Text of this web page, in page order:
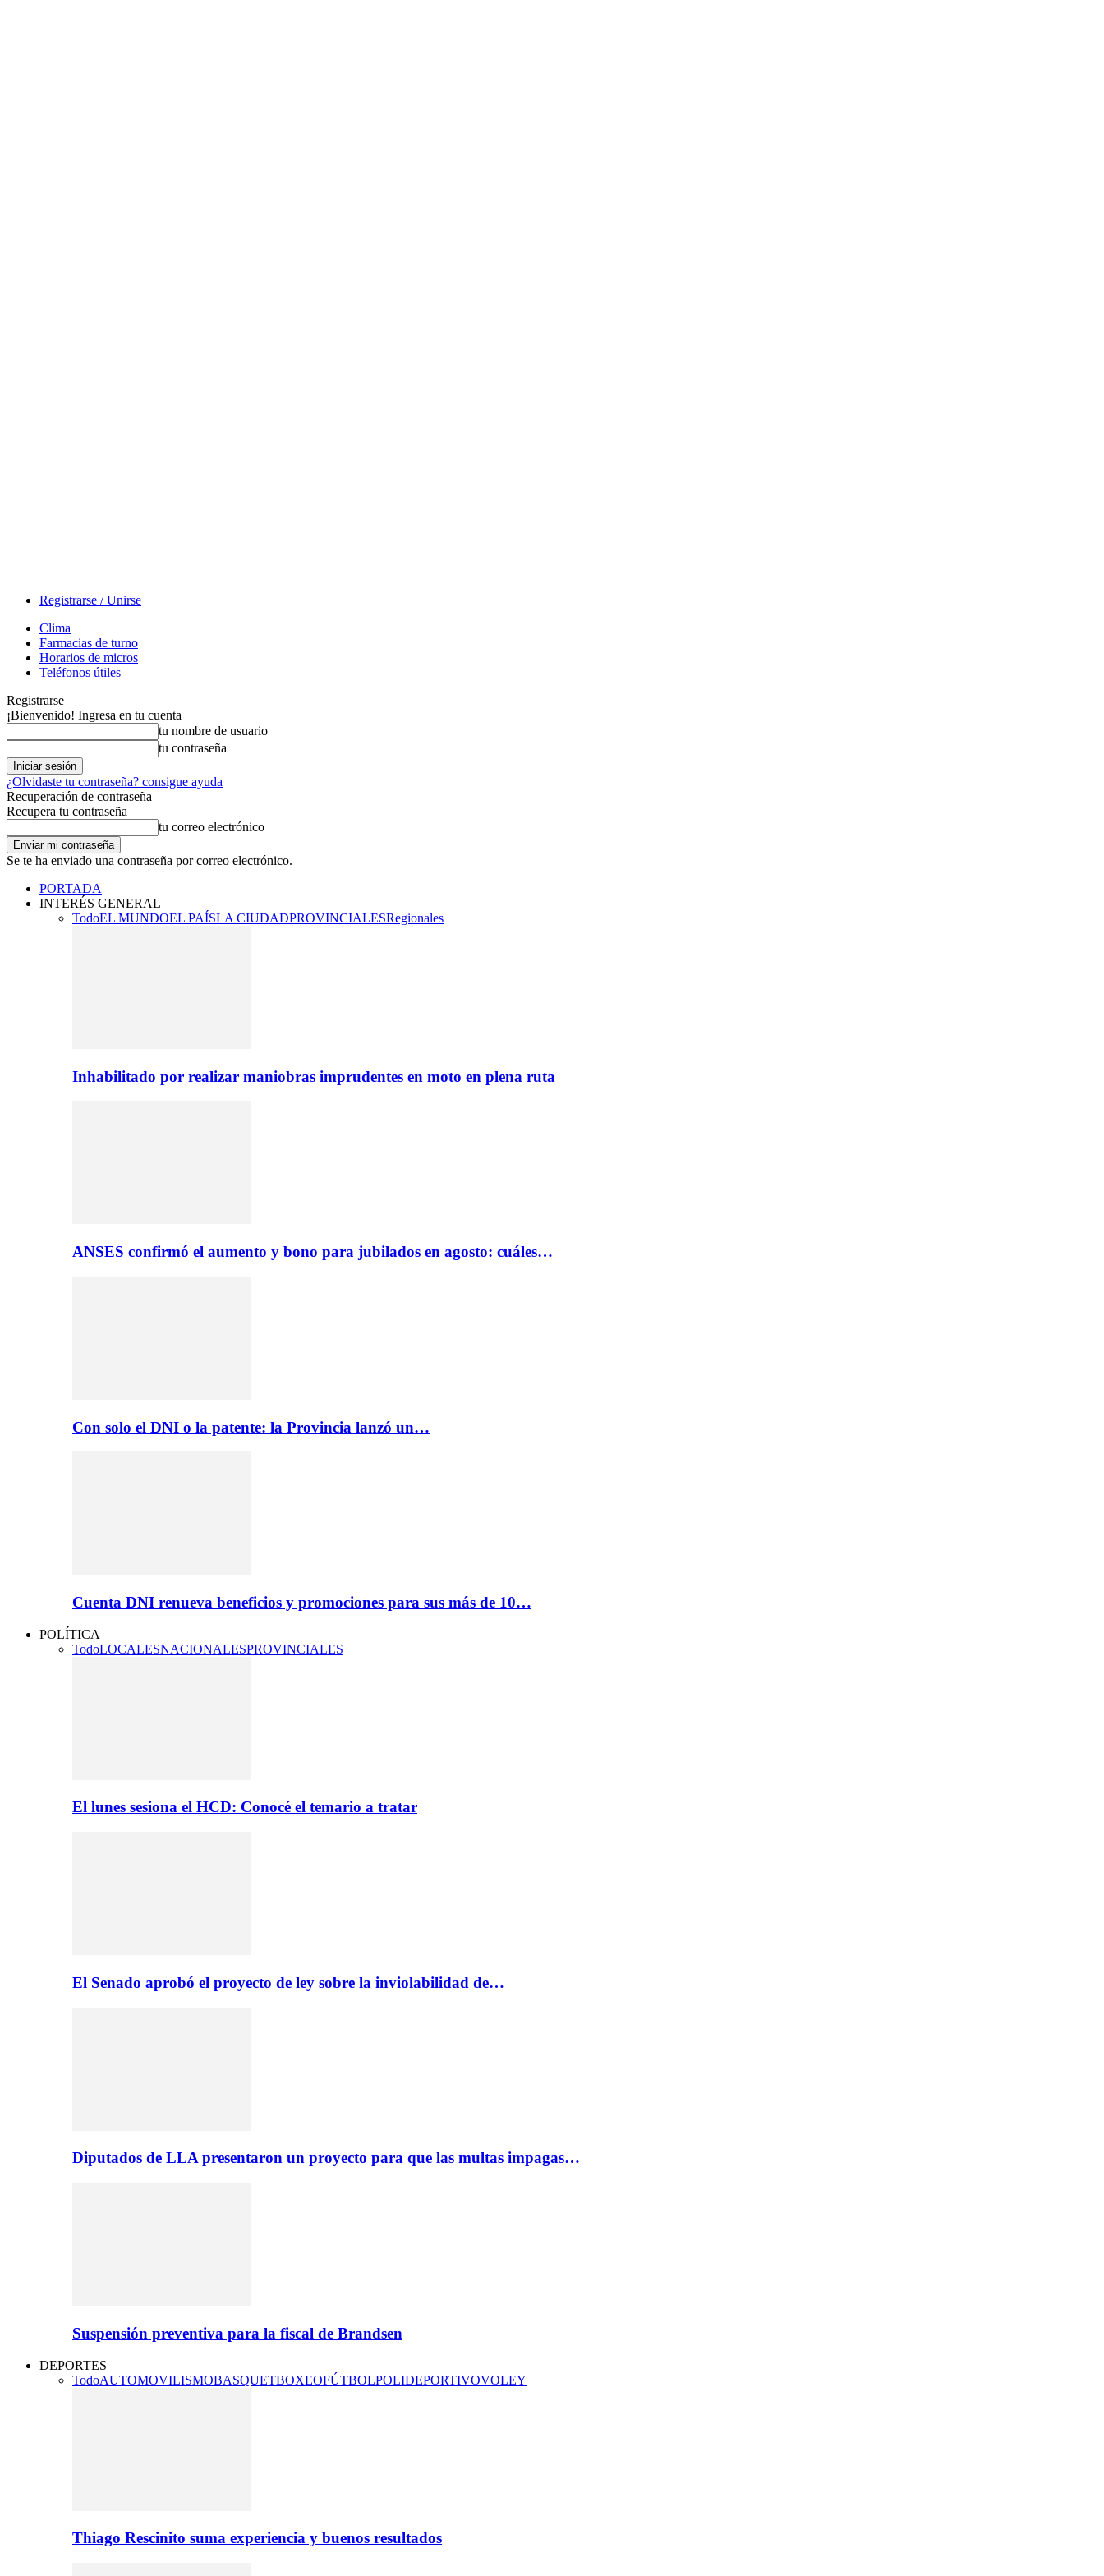
Registrarse / Unirse
Clima
Farmacias de turno
Horarios de micros
Teléfonos útiles
Registrarse
¡Bienvenido! Ingresa en tu cuenta
tu nombre de usuario
tu contraseña
¿Olvidaste tu contraseña? consigue ayuda
Recuperación de contraseña
Recupera tu contraseña
tu correo electrónico
Se te ha enviado una contraseña por correo electrónico.
PORTADA
INTERÉS GENERAL
TodoEL MUNDOEL PAÍSLA CIUDADPROVINCIALESRegionales
Inhabilitado por realizar maniobras imprudentes en moto en plena ruta
ANSES confirmó el aumento y bono para jubilados en agosto: cuáles…
Con solo el DNI o la patente: la Provincia lanzó un…
Cuenta DNI renueva beneficios y promociones para sus más de 10…
POLÍTICA
TodoLOCALESNACIONALESPROVINCIALES
El lunes sesiona el HCD: Conocé el temario a tratar
El Senado aprobó el proyecto de ley sobre la inviolabilidad de…
Diputados de LLA presentaron un proyecto para que las multas impagas…
Suspensión preventiva para la fiscal de Brandsen
DEPORTES
TodoAUTOMOVILISMOBASQUETBOXEOFÚTBOLPOLIDEPORTIVOVOLEY
Thiago Rescinito suma experiencia y buenos resultados